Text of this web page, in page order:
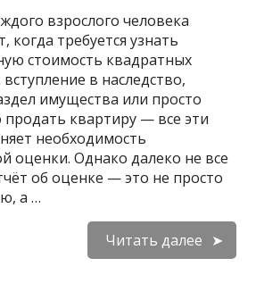
взрослого человека
когда требуется узнать
стоимость квадратных
в наследство,
имущества или просто
квартиру — все эти
необходимость
оценки. Однако далеко не все
об оценке — это не просто
а …
Читать далее